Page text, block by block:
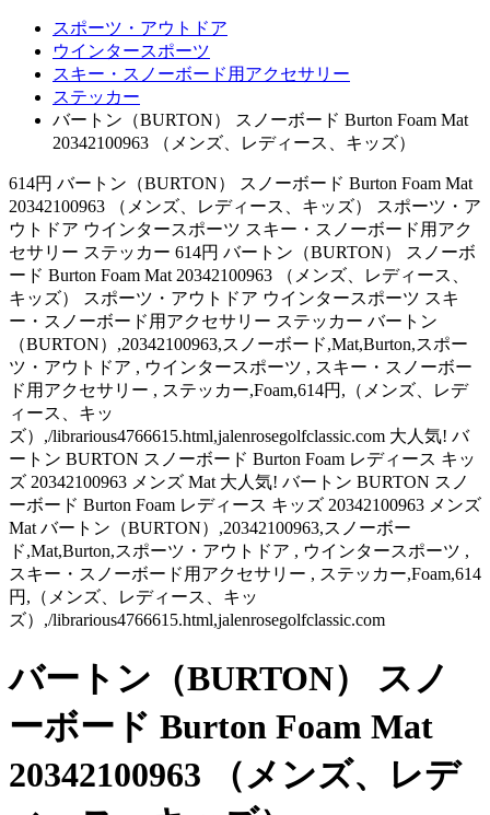
スポーツ・アウトドア
ウインタースポーツ
スキー・スノーボード用アクセサリー
ステッカー
バートン（BURTON） スノーボード Burton Foam Mat
20342100963 （メンズ、レディース、キッズ）
614円 バートン（BURTON） スノーボード Burton Foam Mat
20342100963 （メンズ、レディース、キッズ） スポーツ・ア
ウトドア ウインタースポーツ スキー・スノーボード用アク
セサリー ステッカー 614円 バートン（BURTON） スノーボ
ード Burton Foam Mat 20342100963 （メンズ、レディース、
キッズ） スポーツ・アウトドア ウインタースポーツ スキ
ー・スノーボード用アクセサリー ステッカー バートン
（BURTON）,20342100963,スノーボード,Mat,Burton,スポー
ツ・アウトドア , ウインタースポーツ , スキー・スノーボー
ド用アクセサリー , ステッカー,Foam,614円,（メンズ、レデ
ィース、キッ
ズ）,/librarious4766615.html,jalenrosegolfclassic.com 大人気! バ
ートン BURTON スノーボード Burton Foam レディース キッ
ズ 20342100963 メンズ Mat 大人気! バートン BURTON スノ
ーボード Burton Foam レディース キッズ 20342100963 メンズ
Mat バートン（BURTON）,20342100963,スノーボー
ド,Mat,Burton,スポーツ・アウトドア , ウインタースポーツ ,
スキー・スノーボード用アクセサリー , ステッカー,Foam,614
円,（メンズ、レディース、キッ
ズ）,/librarious4766615.html,jalenrosegolfclassic.com
バートン（BURTON） スノ
ーボード Burton Foam Mat
20342100963 （メンズ、レデ